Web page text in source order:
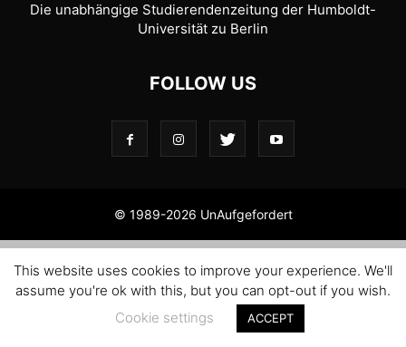
Die unabhängige Studierendenzeitung der Humboldt-
Universität zu Berlin
FOLLOW US
© 1989-2026 UnAufgefordert
This website uses cookies to improve your experience. We'll
assume you're ok with this, but you can opt-out if you wish.
Cookie settings
ACCEPT